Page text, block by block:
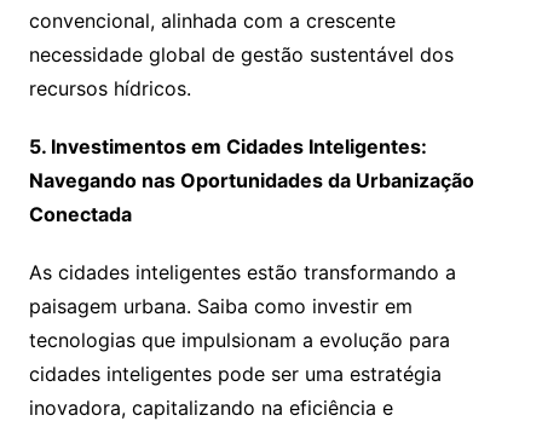
convencional, alinhada com a crescente
necessidade global de gestão sustentável dos
recursos hídricos.
5. Investimentos em Cidades Inteligentes:
Navegando nas Oportunidades da Urbanização
Conectada
As cidades inteligentes estão transformando a
paisagem urbana. Saiba como investir em
tecnologias que impulsionam a evolução para
cidades inteligentes pode ser uma estratégia
inovadora, capitalizando na eficiência e